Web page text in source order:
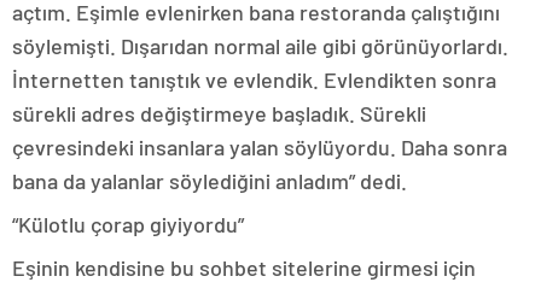
açtım. Eşimle evlenirken bana restoranda çalıştığını
söylemişti. Dışarıdan normal aile gibi görünüyorlardı.
İnternetten tanıştık ve evlendik. Evlendikten sonra
sürekli adres değiştirmeye başladık. Sürekli
çevresindeki insanlara yalan söylüyordu. Daha sonra
bana da yalanlar söylediğini anladım” dedi.
“Külotlu çorap giyiyordu”
Eşinin kendisine bu sohbet sitelerine girmesi için